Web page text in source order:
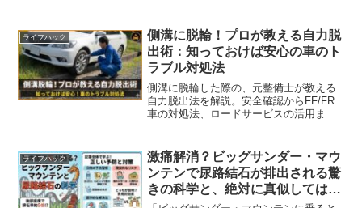
派など、用途や好みに合わせた失敗しな
い選び方が分かります。
ライフハック
側溝に脱輪！プロが教える自力脱
出術：知っておけば安心の車のト
ラブル対処法
側溝に脱輪した際の、元整備士が教える
自力脱出法を解説。安全確認からFF/FR
車の対処法、ロードサービスの活用まで
ライフハック
激痛解消？ビッグサンダー・マウ
ンテンで尿路結石が排出される驚
きの科学と、絶対に真似してはい
けない現実的な理由